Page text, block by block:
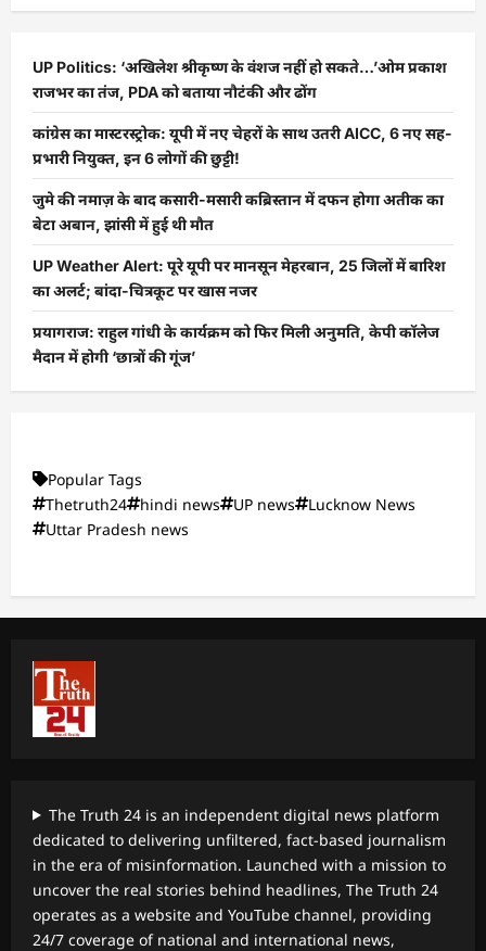
UP Politics: ‘अखिलेश श्रीकृष्ण के वंशज नहीं हो सकते…’ओम प्रकाश
राजभर का तंज, PDA को बताया नौटंकी और ढोंग
कांग्रेस का मास्टरस्ट्रोक: यूपी में नए चेहरों के साथ उतरी AICC, 6 नए सह-
प्रभारी नियुक्त, इन 6 लोगों की छुट्टी!
जुमे की नमाज़ के बाद कसारी-मसारी कब्रिस्तान में दफन होगा अतीक का
बेटा अबान, झांसी में हुई थी मौत
UP Weather Alert: पूरे यूपी पर मानसून मेहरबान, 25 जिलों में बारिश
का अलर्ट; बांदा-चित्रकूट पर खास नजर
प्रयागराज: राहुल गांधी के कार्यक्रम को फिर मिली अनुमति, केपी कॉलेज
मैदान में होगी ‘छात्रों की गूंज’
Popular Tags
Thetruth24
hindi news UP news
Lucknow News
Uttar Pradesh news
The Truth 24 is an independent digital news platform
dedicated to delivering unfiltered, fact-based journalism
in the era of misinformation. Launched with a mission to
uncover the real stories behind headlines, The Truth 24
operates as a website and YouTube channel, providing
24/7 coverage of national and international news,